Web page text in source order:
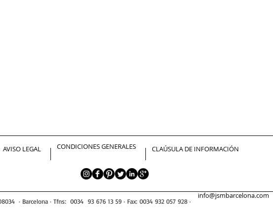
AVISO LEGAL CONDICIONES GENERALES CLAÚSULA DE INFORMACIÓN
· Barcelona · Tfns: 0034 93 676 13 59 · Fax: 0034 932 057 928 ·
info@jsmbarcelona.com